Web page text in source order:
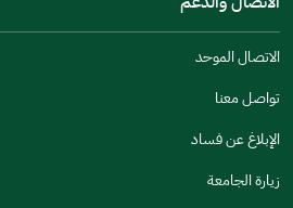
window)
window)
الاتصال الموحد
تواصل معنا
الإبلاغ عن فساد
زيارة الجامعة